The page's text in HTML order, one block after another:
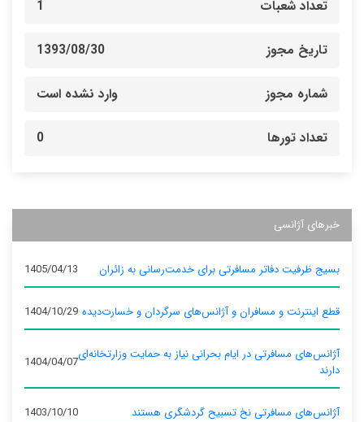
تعداد شعبات 1
تاریخ مجوز 1393/08/30
شماره مجوز وارد نشده است
تعداد تورها 0
خبرهای آژانسی
بسیج ظرفیت دفاتر مسافرتی برای خدمت‌رسانی به زائران 1405/04/13
قطع اینترنت و مسافران و آژانس‌های سرگردان و خسارت‌دیده 1404/10/29
آژانس‌های مسافرتی در ایام بحرانی نیاز به حمایت وزارتخانه‌ای
دارند
1404/04/07
آژانس‌های مسافرتی نخ تسبیح گردشگری هستند 1403/10/10